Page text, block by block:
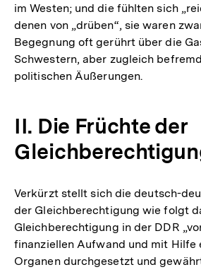
im Westen; und die fühlten sich
denen von „drüben“, sie waren
Begegnung oft gerührt über die
Schwestern, aber zugleich
politischen Äußerungen.
II. Die Früchte der
Verkürzt stellt sich die deutsch-
der Gleichberechtigung wie folgt
Gleichberechtigung in der DDR
finanziellen Aufwand und mit Hilfe
Organen durchgesetzt und